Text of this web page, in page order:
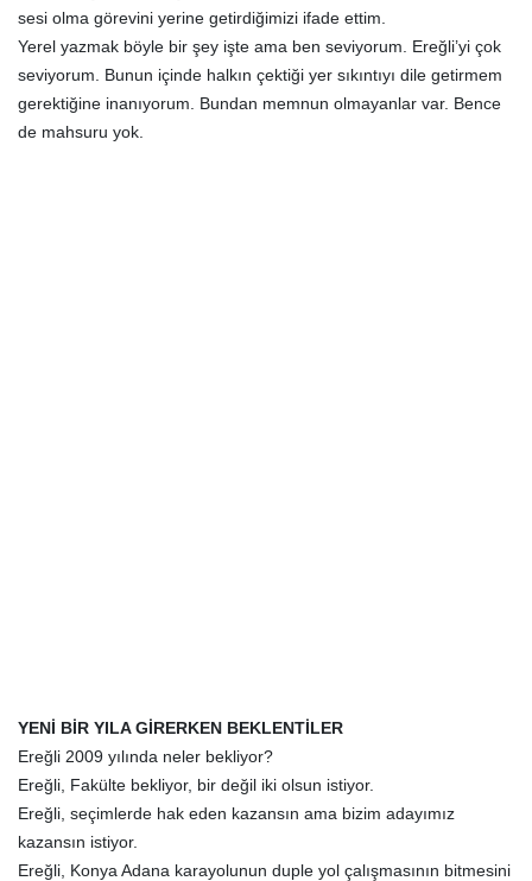
sesi olma görevini yerine getirdiğimizi ifade ettim.
Yerel yazmak böyle bir şey işte ama ben seviyorum. Ereğli’yi çok
seviyorum. Bunun içinde halkın çektiği yer sıkıntıyı dile getirmem
gerektiğine inanıyorum. Bundan memnun olmayanlar var. Bence
de mahsuru yok.
YENİ BİR YILA GİRERKEN BEKLENTİLER
Ereğli 2009 yılında neler bekliyor?
Ereğli, Fakülte bekliyor, bir değil iki olsun istiyor.
Ereğli, seçimlerde hak eden kazansın ama bizim adayımız
kazansın istiyor.
Ereğli, Konya Adana karayolunun duple yol çalışmasının bitmesini